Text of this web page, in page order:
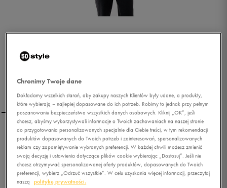
UMBRO BLUZA HOODED
FULL ZIP JACKET
0.0
9,99zł z Vat
Chronimy Twoje dane
Dokładamy wszelkich starań, aby zakupy naszych Klientów były udane, a produkty,
które wybierają – najlepiej dopasowane do ich potrzeb. Robimy to jednak przy pełnym
poszanowaniu bezpieczeństwa wszystkich danych osobowych. Kliknij „OK”, jeśli
chcesz, abyśmy wykorzystywali informacje o Twoich zachowaniach na naszej stronie
do przygotowania personalizowanych specjalnie dla Ciebie treści, w tym rekomendacji
produktów dopasowanych do Twoich potrzeb i zainteresowań, spersonalizowanych
reklam czy zapamiętywanie wybranych preferencji. W każdej chwili możesz zmienić
swoją decyzję i ustawienia dotyczące plików cookie wybierając „Dostosuj”. Jeśli nie
chcesz otrzymywać spersonalizowanej oferty produktów, dopasowanych do Twoich
preferencji, wybierz „Odrzuć wszystkie”. W celu uzyskania więcej informacji, przeczytaj
naszą
politykę prywatności.